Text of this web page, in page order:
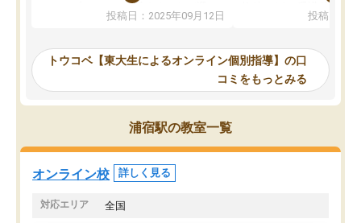
か、オプションは付帯するかなど選ぶ
事が出来ました。
ーティングを行い、その講師で良いか
見てから講師を決定する事ができま
す。
うちの子は、初回面談の講師の方で決
オンラインツールを使用した単語帳の
共有があり宿題もそちらで出される形
でした。
投稿日：2025年09月12日
めれるので、個人に合
いなのがあり(有料)、受
ことをどんなスケジュー
くか相談したのですが、
ち期待したものではなく
くなってきたようなので
投稿日：
トウコベ【東大生によるオンライン個別指導】の口
コミをもっとみる
浦宿駅の教室一覧
オンライン校 詳しく見る
対応エリア 全国